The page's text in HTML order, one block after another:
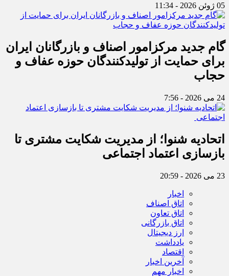
05 ژوئن 2026 - 11:34
گام جدید مرکزامور اصناف و بازرگانان ایران
برای حمایت از تولیدکنندگان حوزه عفاف و
حجاب
24 می 2026 - 7:56
اتحادیه شنوا؛ از مدیریت شکایت مشتری تا
بازسازی اعتماد اجتماعی ‌
23 می 2026 - 20:59
اخبار
اتاق اصناف
اتاق تعاون
اتاق بازرگانی
ارز دیجیتال
یادداشت
اقتصاد
آخرین اخبار
اخبار مهم